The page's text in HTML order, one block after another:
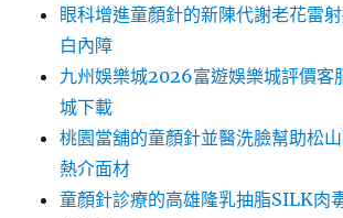
眼科增進童顏針的新陳代謝老花雷
白內障
九州娛樂城2026富遊娛樂城評價客
城下載
桃園當舖的童顏針並醫洗臉幫助松
熱介面材
童顏針診療的高雄隆乳抽脂SILK肉